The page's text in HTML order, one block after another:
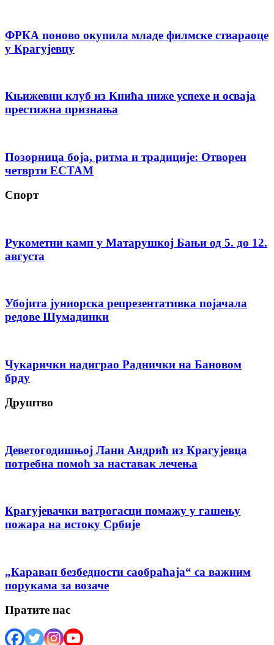
ФРКА поново окупила младе филмске ствараоце
у Крагујевцу
Књижевни клуб из Кнића ниже успехе и осваја
престижна признања
Позорница боја, ритма и традиције: Отворен
четврти ЕСТАМ
Спорт
Рукометни камп у Матарушкој Бањи од 5. до 12.
августа
Убојита јуниорска репрезентативка појачала
редове Шумадинки
Чукарички надиграо Раднички на Бановом
брду
Друштво
Деветогодишњој Лани Андрић из Крагујевца
потребна помоћ за наставак лечења
Крагујевачки ватрогасци помажу у гашењу
пожара на истоку Србије
„Караван безбедности саобраћаја“ са важним
порукама за возаче
Пратите нас